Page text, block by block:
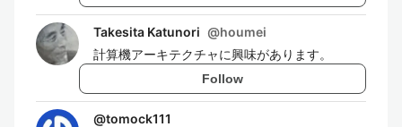
Takesita Katunori @houmei
計算機アーキテクチャに興味があります。
Follow
@tomock111